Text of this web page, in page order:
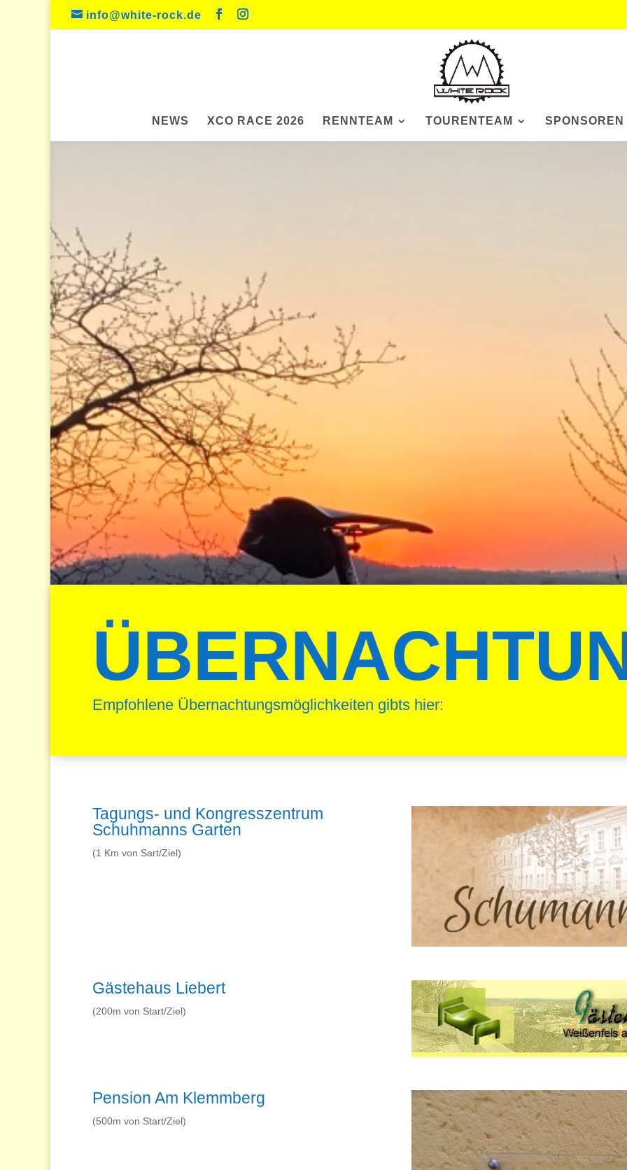
info@white-rock.de
NEWS XCO RACE 2026 RENNTEAM TOURENTEAM SPONSOREN
Empfohlene Übernachtungsmöglichkeiten gibts hier:
Tagungs- und Kongresszentrum
Schuhmanns Garten
(1 Km von Sart/Ziel)
Gästehaus Liebert
(200m von Start/Ziel)
Pension Am Klemmberg
(500m von Start/Ziel)